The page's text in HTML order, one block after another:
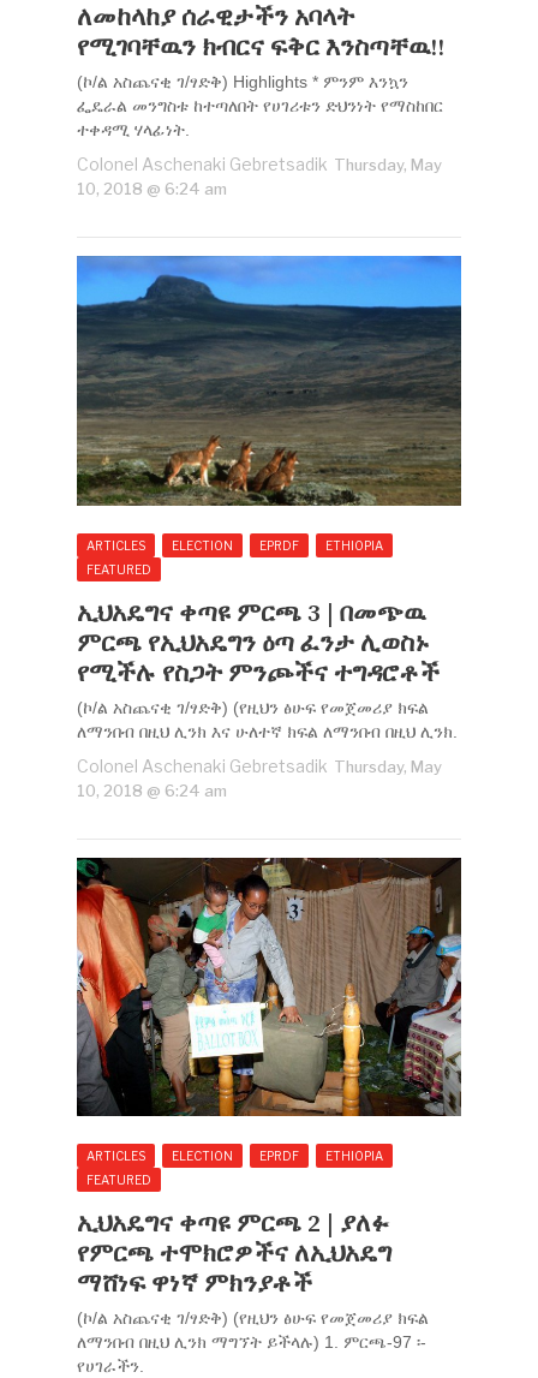
ለመከላከያ ሰራዊታችን አባላት
የሚገባቸዉን ክብርና ፍቅር እንስጣቸዉ!!
(ኮ/ል አስጨናቂ ገ/ፃድቅ) Highlights * ምንም እንኳን
ፌዴራል መንግስቱ ከተጣለበት የሀገሪቱን ድህንነት የማስከበር
ተቀዳሚ ሃላፊነት.
Colonel Aschenaki Gebretsadik Thursday, May
10, 2018 @ 6:24 am
ARTICLES ELECTION EPRDF
ETHIOPIA
FEATURED
ኢህአዴግና ቀጣዩ ምርጫ 3 | በመጭዉ
ምርጫ የኢህአዴግን ዕጣ ፈንታ ሊወስኑ
የሚችሉ የስጋት ምንጮችና ተግዳሮቶች
(ኮ/ል አስጨናቂ ገ/ፃድቅ) (የዚህን ፅሁፍ የመጀመሪያ ክፍል
ለማንበብ በዚህ ሊንክ እና ሁለተኛ ክፍል ለማንበብ በዚህ ሊንክ.
Colonel Aschenaki Gebretsadik Thursday, May
10, 2018 @ 6:24 am
ARTICLES ELECTION EPRDF
ETHIOPIA
FEATURED
ኢህአዴግና ቀጣዩ ምርጫ 2 | ያለፉ
የምርጫ ተሞክሮዎችና ለኢህአዴግ
ማሸነፍ ዋነኛ ምክንያቶች
(ኮ/ል አስጨናቂ ገ/ፃድቅ) (የዚህን ፅሁፍ የመጀመሪያ ክፍል
ለማንበብ በዚህ ሊንክ ማግኘት ይችላሉ) 1. ምርጫ-97 ፡-
የሀገራችን.